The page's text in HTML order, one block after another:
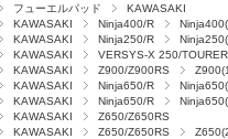
フューエルパッド
KAWASAKI
KAWASAKI
Ninja400/R
KAWASAKI
Ninja250/R
KAWASAKI
VERSYS-X 250/TOURER
KAWASAKI
Z900/Z900RS
KAWASAKI
Ninja650/R
KAWASAKI
Ninja650/R
KAWASAKI
Z650/Z650RS
KAWASAKI
Z650/Z650RS